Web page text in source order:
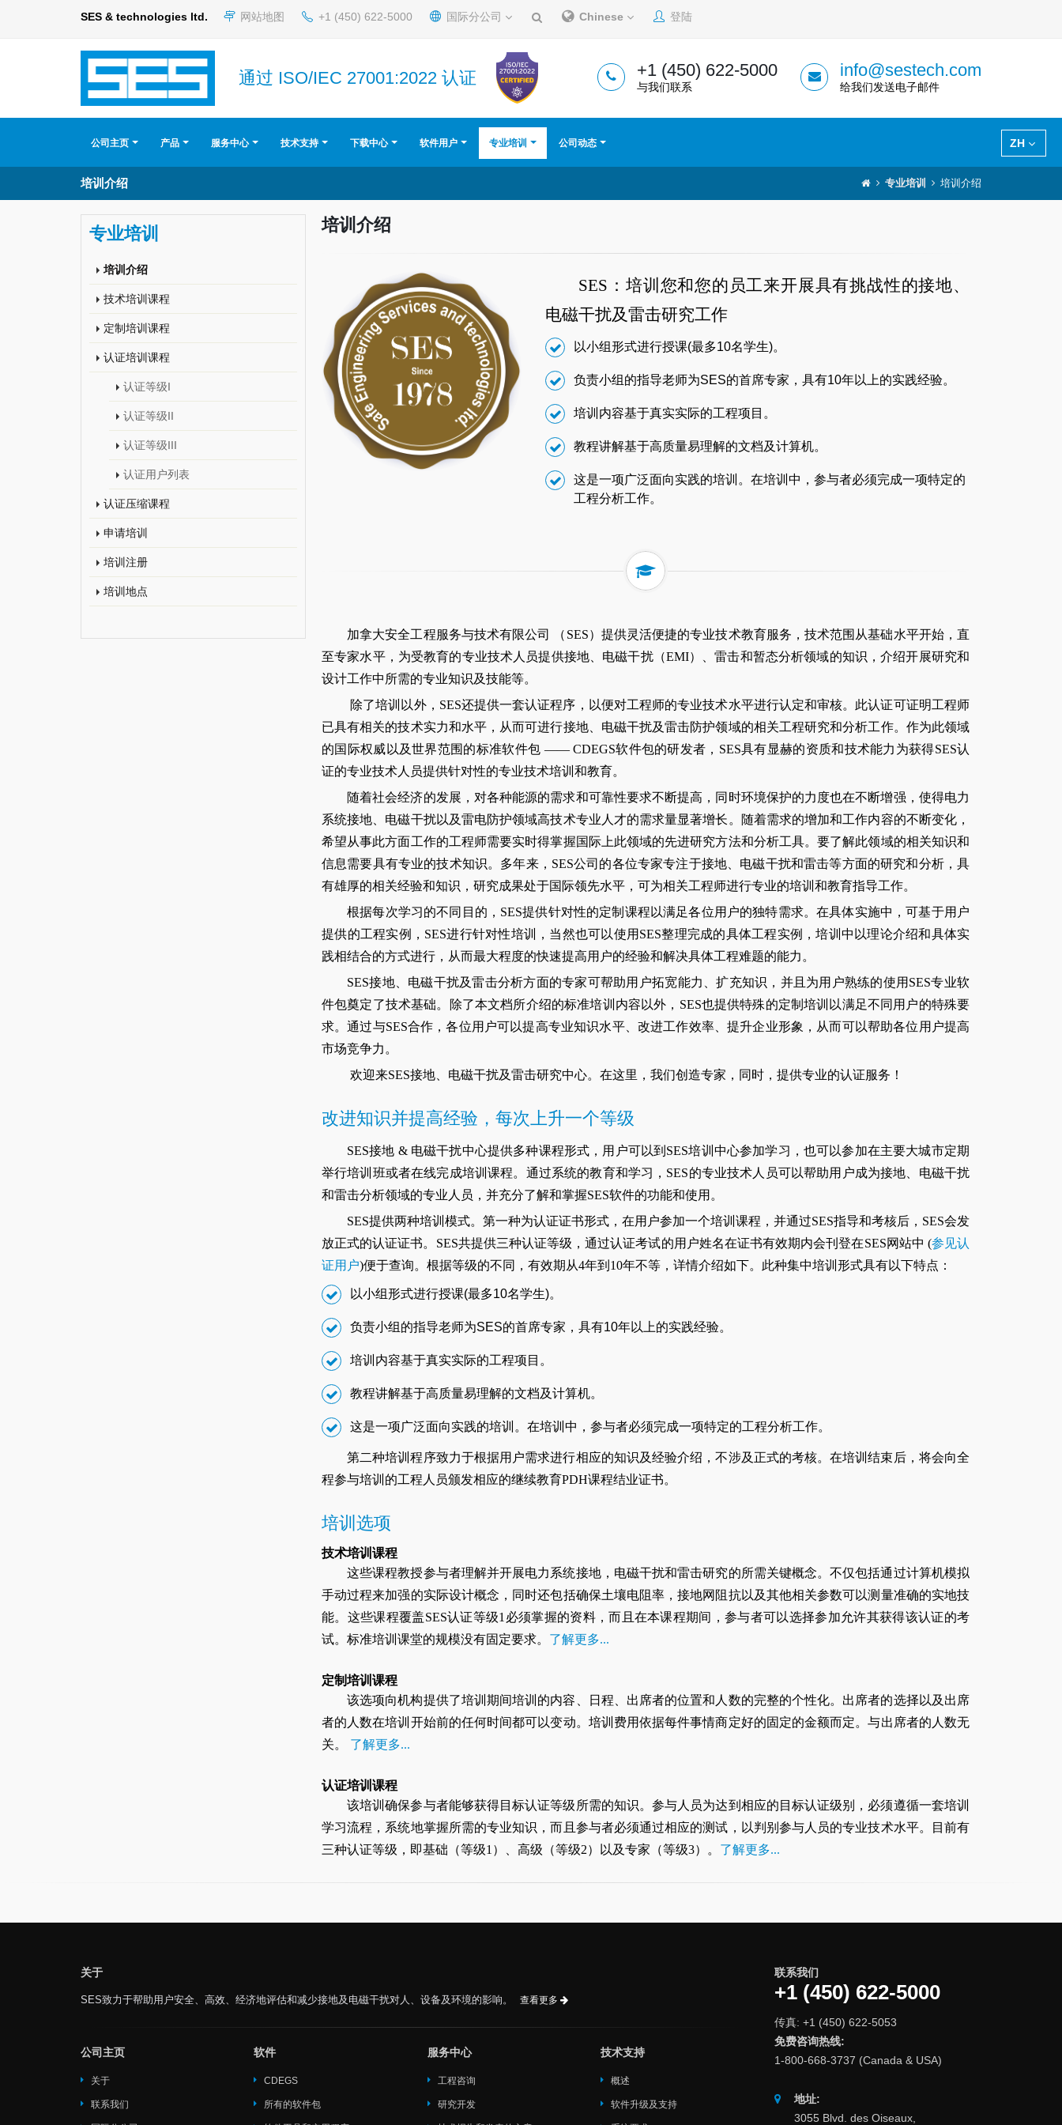
SES & technologies ltd. 网站地图 +1 (450) 622-5000 国际分公司 Chinese 登陆
通过 ISO/IEC 27001:2022 认证 +1 (450) 622-5000
与我们联系
info@sestech.com
给我们发送电子邮件
ZH
公司主页 产品 服务中心 技术支持 下载中心 软件用户 专业培训 公司动态
培训介绍 专业培训 培训介绍
专业培训
培训介绍
技术培训课程
定制培训课程
认证培训课程
认证等级I
认证等级II
认证等级III
认证用户列表
认证压缩课程
申请培训
培训注册
培训地点
培训介绍
SES：培训您和您的员工来开展具有挑战性的接地、
电磁干扰及雷击研究工作
以小组形式进行授课(最多10名学生)。
负责小组的指导老师为SES的首席专家，具有10年以上的实践经验。
培训内容基于真实实际的工程项目。
教程讲解基于高质量易理解的文档及计算机。
这是一项广泛面向实践的培训。在培训中，参与者必须完成一项特定的
工程分析工作。
加拿大安全工程服务与技术有限公司 （SES）提供灵活便捷的专业技术教育服务，技术范围从基础水平开始，直
至专家水平，为受教育的专业技术人员提供接地、电磁干扰（EMI）、雷击和暂态分析领域的知识，介绍开展研究和
设计工作中所需的专业知识及技能等。
除了培训以外，SES还提供一套认证程序，以便对工程师的专业技术水平进行认定和审核。此认证可证明工程师
已具有相关的技术实力和水平，从而可进行接地、电磁干扰及雷击防护领域的相关工程研究和分析工作。作为此领域
的国际权威以及世界范围的标准软件包 —— CDEGS软件包的研发者，SES具有显赫的资质和技术能力为获得SES认
证的专业技术人员提供针对性的专业技术培训和教育。
随着社会经济的发展，对各种能源的需求和可靠性要求不断提高，同时环境保护的力度也在不断增强，使得电力
系统接地、电磁干扰以及雷电防护领域高技术专业人才的需求量显著增长。随着需求的增加和工作内容的不断变化，
希望从事此方面工作的工程师需要实时得掌握国际上此领域的先进研究方法和分析工具。要了解此领域的相关知识和
信息需要具有专业的技术知识。多年来，SES公司的各位专家专注于接地、电磁干扰和雷击等方面的研究和分析，具
有雄厚的相关经验和知识，研究成果处于国际领先水平，可为相关工程师进行专业的培训和教育指导工作。
根据每次学习的不同目的，SES提供针对性的定制课程以满足各位用户的独特需求。在具体实施中，可基于用户
提供的工程实例，SES进行针对性培训，当然也可以使用SES整理完成的具体工程实例，培训中以理论介绍和具体实
践相结合的方式进行，从而最大程度的快速提高用户的经验和解决具体工程难题的能力。
SES接地、电磁干扰及雷击分析方面的专家可帮助用户拓宽能力、扩充知识，并且为用户熟练的使用SES专业软
件包奠定了技术基础。除了本文档所介绍的标准培训内容以外，SES也提供特殊的定制培训以满足不同用户的特殊要
求。通过与SES合作，各位用户可以提高专业知识水平、改进工作效率、提升企业形象，从而可以帮助各位用户提高
市场竞争力。
欢迎来SES接地、电磁干扰及雷击研究中心。在这里，我们创造专家，同时，提供专业的认证服务！
改进知识并提高经验，每次上升一个等级
SES接地 & 电磁干扰中心提供多种课程形式，用户可以到SES培训中心参加学习，也可以参加在主要大城市定期
举行培训班或者在线完成培训课程。通过系统的教育和学习，SES的专业技术人员可以帮助用户成为接地、电磁干扰
和雷击分析领域的专业人员，并充分了解和掌握SES软件的功能和使用。
SES提供两种培训模式。第一种为认证证书形式，在用户参加一个培训课程，并通过SES指导和考核后，SES会发
放正式的认证证书。SES共提供三种认证等级，通过认证考试的用户姓名在证书有效期内会刊登在SES网站中 (参见认
证用户)便于查询。根据等级的不同，有效期从4年到10年不等，详情介绍如下。此种集中培训形式具有以下特点：
以小组形式进行授课(最多10名学生)。
负责小组的指导老师为SES的首席专家，具有10年以上的实践经验。
培训内容基于真实实际的工程项目。
教程讲解基于高质量易理解的文档及计算机。
这是一项广泛面向实践的培训。在培训中，参与者必须完成一项特定的工程分析工作。
第二种培训程序致力于根据用户需求进行相应的知识及经验介绍，不涉及正式的考核。在培训结束后，将会向全
程参与培训的工程人员颁发相应的继续教育PDH课程结业证书。
培训选项
技术培训课程
这些课程教授参与者理解并开展电力系统接地，电磁干扰和雷击研究的所需关键概念。不仅包括通过计算机模拟
手动过程来加强的实际设计概念，同时还包括确保土壤电阻率，接地网阻抗以及其他相关参数可以测量准确的实地技
能。这些课程覆盖SES认证等级1必须掌握的资料，而且在本课程期间，参与者可以选择参加允许其获得该认证的考
试。标准培训课堂的规模没有固定要求。 了解更多...
定制培训课程
该选项向机构提供了培训期间培训的内容、日程、出席者的位置和人数的完整的个性化。出席者的选择以及出席
者的人数在培训开始前的任何时间都可以变动。培训费用依据每件事情商定好的固定的金额而定。与出席者的人数无
关。 了解更多...
认证培训课程
该培训确保参与者能够获得目标认证等级所需的知识。参与人员为达到相应的目标认证级别，必须遵循一套培训
学习流程，系统地掌握所需的专业知识，而且参与者必须通过相应的测试，以判别参与人员的专业技术水平。目前有
三种认证等级，即基础（等级1）、高级（等级2）以及专家（等级3）。 了解更多...
关于
SES致力于帮助用户安全、高效、经济地评估和减少接地及电磁干扰对人、设备及环境的影响。 查看更多
公司主页
关于
联系我们
软件
CDEGS
所有的软件包
服务中心
工程咨询
研究开发
技术支持
概述
软件升级及支持
联系我们
+1 (450) 622-5000
传真: +1 (450) 622-5053
免费咨询热线:
1-800-668-3737 (Canada & USA)
地址:
3055 Blvd. des Oiseaux,